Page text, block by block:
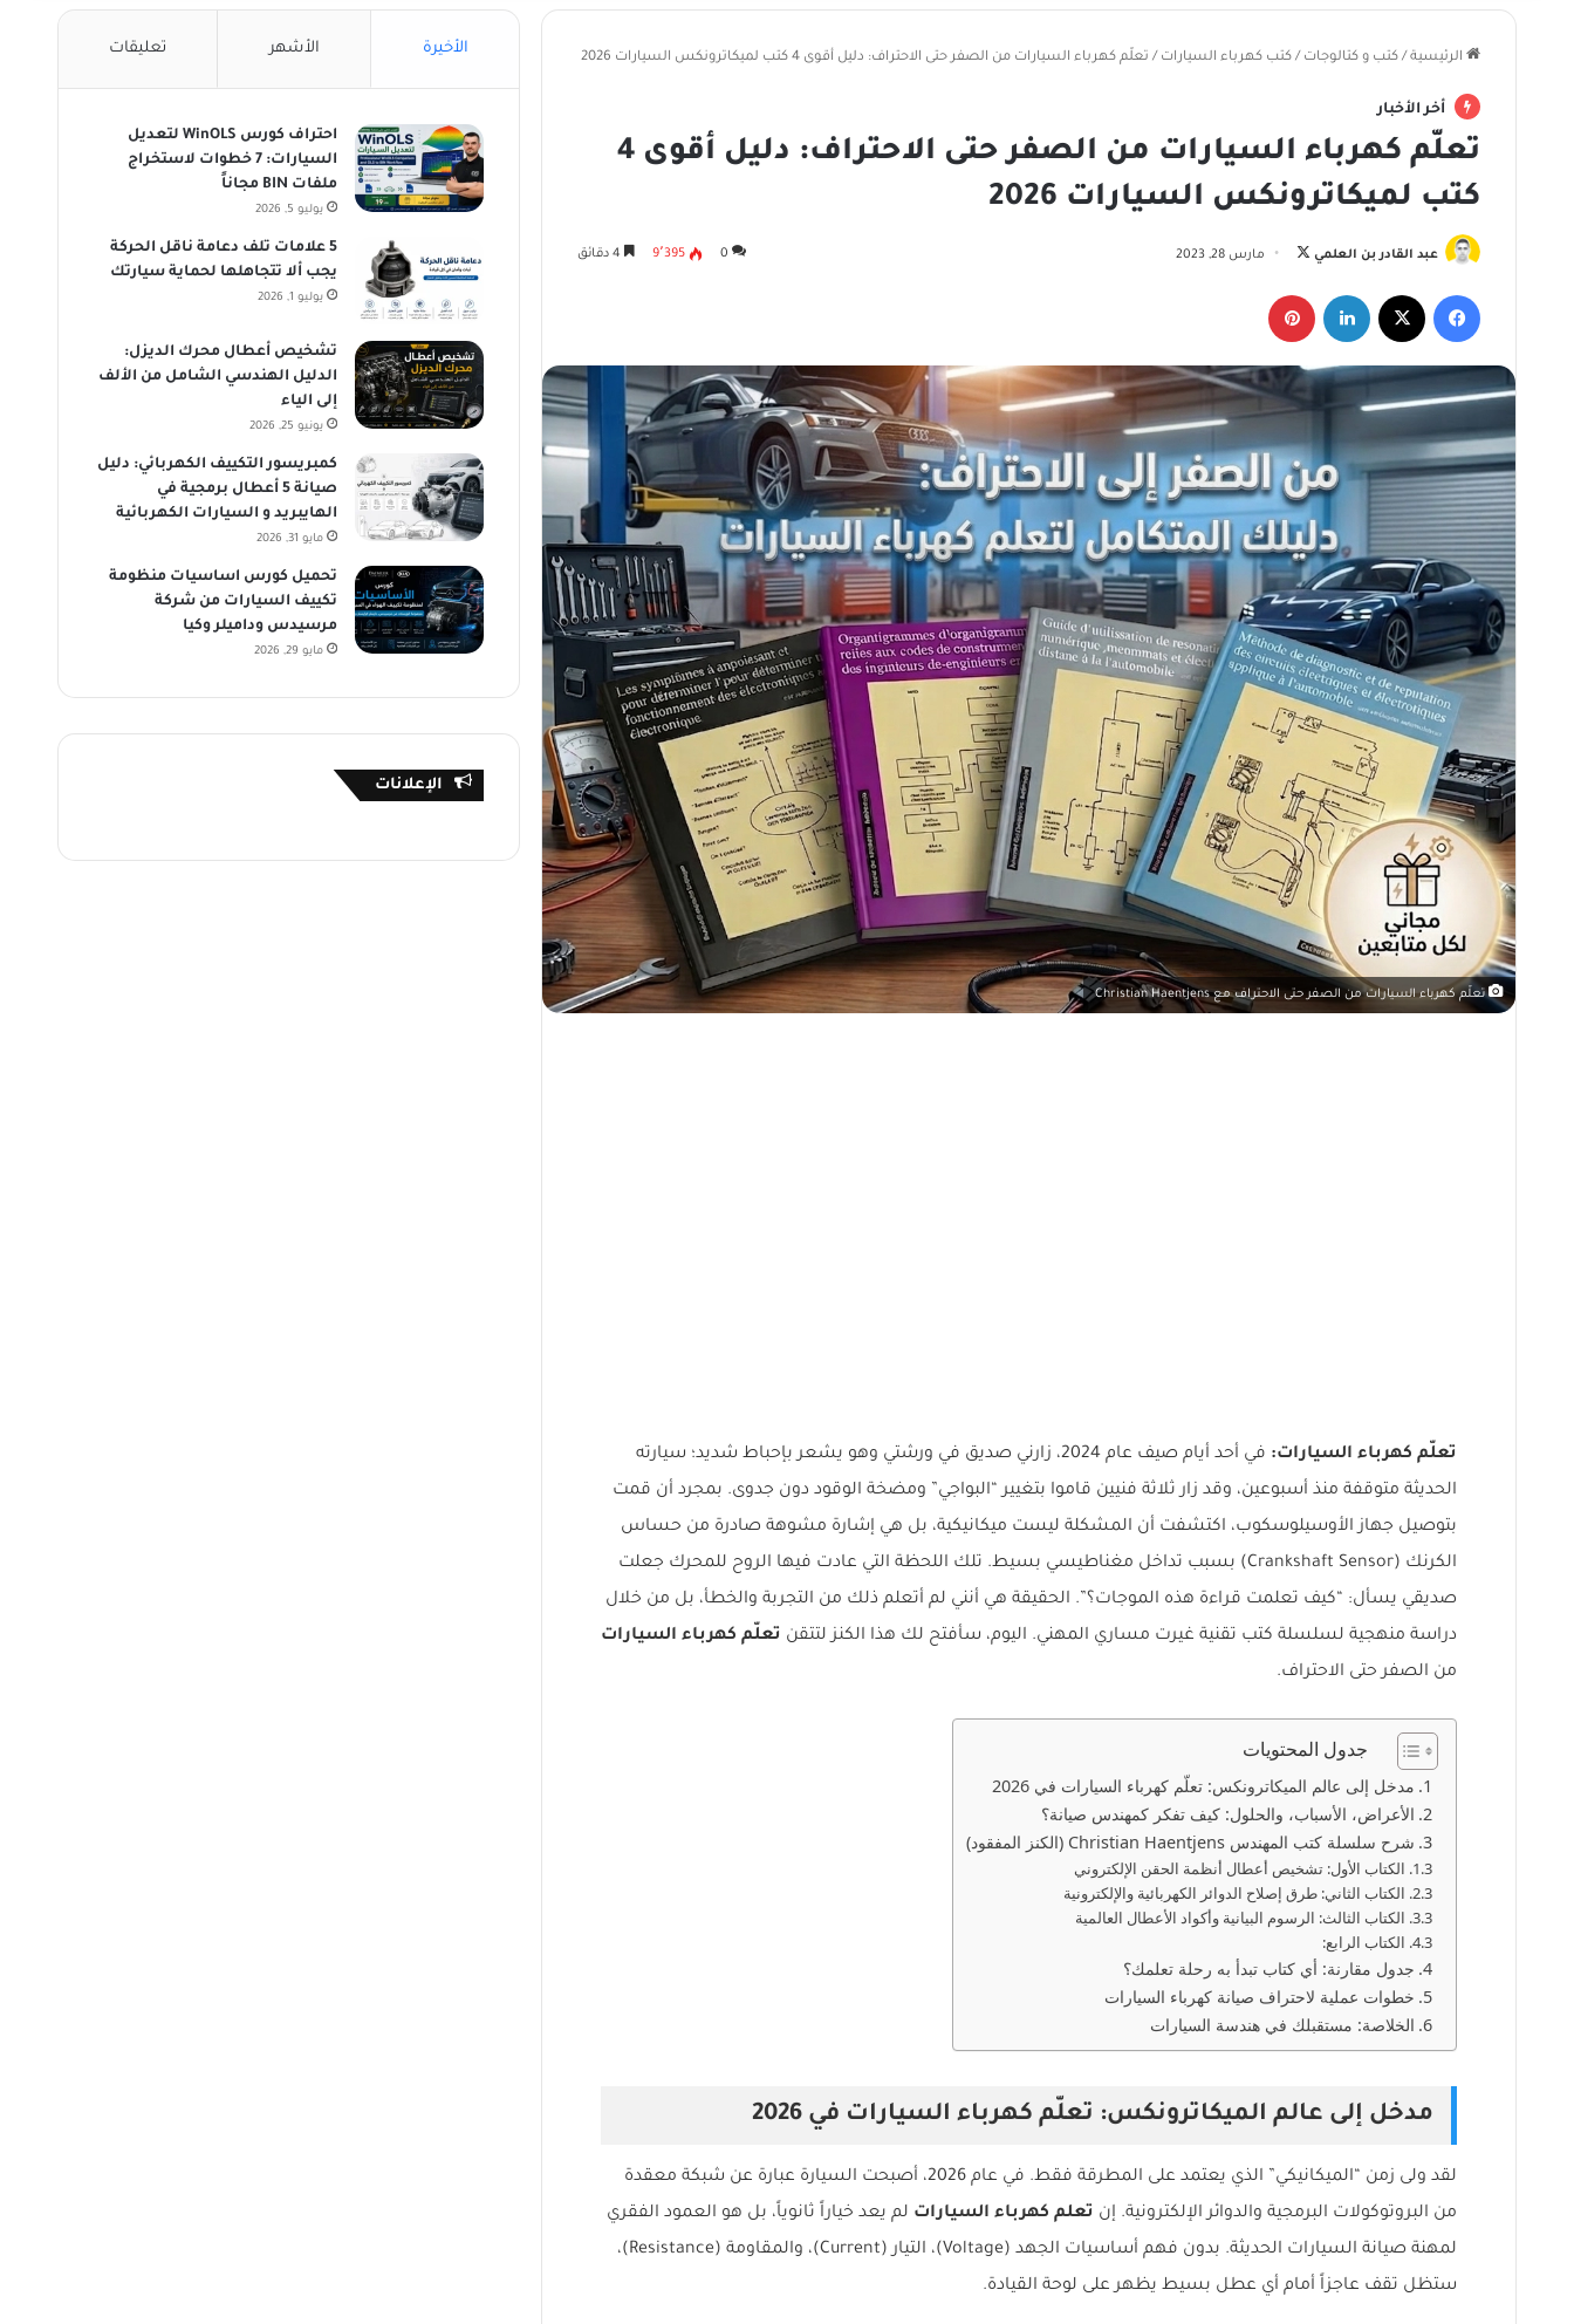
الرئيسية / كتب و كتالوجات / كتب كهرباء السيارات / تعلّم كهرباء السيارات من الصفر حتى الاحتراف: دليل أقوى 4 كتب لميكاترونكس السيارات 2026
أخر الأخبار
تعلّم كهرباء السيارات من الصفر حتى الاحتراف: دليل أقوى 4
كتب لميكاترونكس السيارات 2026
عبد القادر بن العلمي
ب
ع
ع
X
مارس 28, 2023 0 9٬395 4 دقائق
تعلّم كهرباء السيارات من الصفر حتى الاحتراف مع Christian Haentjens
تعلّم كهرباء السيارات:
في أحد أيام صيف عام 2024، زارني صديق في ورشتي وهو يشعر بإحباط شديد؛ سيارته
الحديثة متوقفة منذ أسبوعين، وقد زار ثلاثة فنيين قاموا بتغيير “البواجي” ومضخة الوقود دون جدوى. بمجرد أن قمت
بتوصيل جهاز الأوسيلوسكوب، اكتشفت أن المشكلة ليست ميكانيكية، بل هي إشارة مشوهة صادرة من حساس
الكرنك (Crankshaft Sensor) بسبب تداخل مغناطيسي بسيط. تلك اللحظة التي عادت فيها الروح للمحرك جعلت
صديقي يسأل: “كيف تعلمت قراءة هذه الموجات؟”. الحقيقة هي أنني لم أتعلم ذلك من التجربة والخطأ، بل من خلال
دراسة منهجية لسلسلة كتب تقنية غيرت مساري المهني. اليوم، سأفتح لك هذا الكنز لتتقن تعلّم كهرباء السيارات
من الصفر حتى الاحتراف.
جدول المحتويات
مدخل إلى عالم الميكاترونكس: تعلّم كهرباء السيارات في 2026
الأعراض، الأسباب، والحلول: كيف تفكر كمهندس صيانة؟
شرح سلسلة كتب المهندس Christian Haentjens (الكنز المفقود)
الكتاب الأول: تشخيص أعطال أنظمة الحقن الإلكتروني
الكتاب الثاني: طرق إصلاح الدوائر الكهربائية والإلكترونية
الكتاب الثالث: الرسوم البيانية وأكواد الأعطال العالمية
الكتاب الرابع:
جدول مقارنة: أي كتاب تبدأ به رحلة تعلمك؟
خطوات عملية لاحتراف صيانة كهرباء السيارات
الخلاصة: مستقبلك في هندسة السيارات
مدخل إلى عالم الميكاترونكس: تعلّم كهرباء السيارات في 2026
لقد ولى زمن “الميكانيكي” الذي يعتمد على المطرقة فقط. في عام 2026، أصبحت السيارة عبارة عن شبكة معقدة
من البروتوكولات البرمجية والدوائر الإلكترونية. إن تعلم كهرباء السيارات لم يعد خياراً ثانوياً، بل هو العمود الفقري
لمهنة صيانة السيارات الحديثة. بدون فهم أساسيات الجهد (Voltage)، التيار (Current)، والمقاومة (Resistance)،
ستظل تقف عاجزاً أمام أي عطل بسيط يظهر على لوحة القيادة.
الأخيرة الأشهر تعليقات
احتراف كورس WinOLS لتعديل
السيارات: 7 خطوات لاستخراج
ملفات BIN مجاناً
يوليو 5, 2026
5 علامات تلف دعامة ناقل الحركة
يجب ألا تتجاهلها لحماية سيارتك
يوليو 1, 2026
تشخيص أعطال محرك الديزل:
الدليل الهندسي الشامل من الألف
إلى الياء
يونيو 25, 2026
كمبريسور التكييف الكهربائي: دليل
صيانة 5 أعطال برمجية في
الهايبريد و السيارات الكهربائية
مايو 31, 2026
تحميل كورس اساسيات منظومة
تكييف السيارات من شركة
مرسيدس وداميلر وكيا
مايو 29, 2026
الإعلانات